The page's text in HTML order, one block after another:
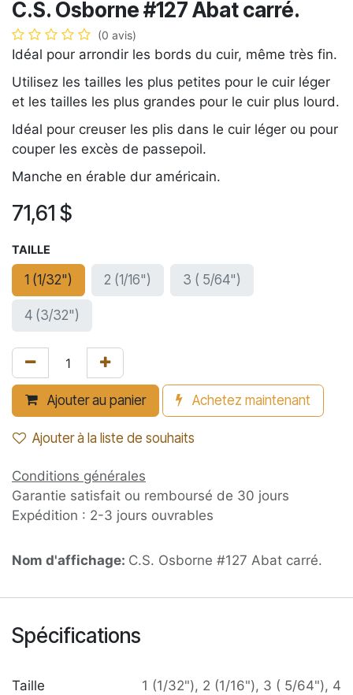
C.S. Osborne #127 Abat carré.
(0 avis)
Idéal pour arrondir les bords du cuir, même très fin.
Utilisez les tailles les plus petites pour le cuir léger
et les tailles les plus grandes pour le cuir plus lourd.
Idéal pour creuser les plis dans le cuir léger ou pour
couper les excès de passepoil.
Manche en érable dur américain.
71,61 $
TAILLE
1 (1/32") 2 (1/16") 3 ( 5/64")
4 (3/32")
Ajouter au panier Achetez maintenant
Ajouter à la liste de souhaits
Conditions générales
Garantie satisfait ou remboursé de 30 jours
Expédition : 2-3 jours ouvrables
Nom d'affichage: C.S. Osborne #127 Abat carré.
Spécifications
Taille 1 (1/32"), 2 (1/16"), 3 ( 5/64"), 4